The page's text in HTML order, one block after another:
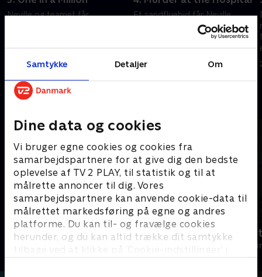
Samtykke Detaljer Om
Dine data og cookies
Vi bruger egne cookies og cookies fra
samarbejdspartnere for at give dig den bedste
oplevelse af TV 2 PLAY, til statistik og til at
målrette annoncer til dig. Vores
samarbejdspartnere kan anvende cookie-data til
målrettet markedsføring på egne og andres
platforme. Du kan til- og fravælge cookies
herunder, og du kan altid trække dit samtykke
tilbage ved at klikke på ’Cookie-indstillinger’ i
Neville og teamet får
dræbt, men så forsvinder liget.
ser ud til.
1. juni 2021 • 57 min
Et sandfluebid får Neville
indlagt på det lokale hospital,
og da natten falder på, tager
en sygeplejerske sit eget liv.
mystisk.
1. juni 2021 • 57 min
Andre så også
Mord på Mallorca
Krimi & Spænding • 1 sæsoner
Fornyet
Krimi &